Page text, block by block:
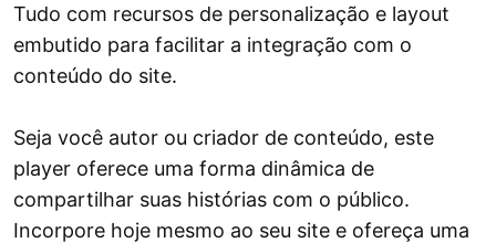
Tudo com recursos de personalização e layout
embutido para facilitar a integração com o
conteúdo do site.
Seja você autor ou criador de conteúdo, este
player oferece uma forma dinâmica de
compartilhar suas histórias com o público.
Incorpore hoje mesmo ao seu site e ofereça uma